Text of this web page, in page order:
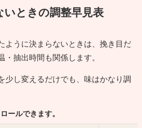
いときの調整早見表
ように決まらないときは、挽き目だ
・抽出時間も関係します。
少し変えるだけでも、味はかなり調
ールできます。